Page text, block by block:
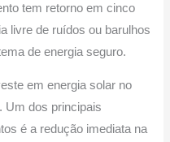
tem retorno em cinco
livre de ruídos ou barulhos
de energia seguro.
em energia solar no
Um dos principais
é a redução imediata na